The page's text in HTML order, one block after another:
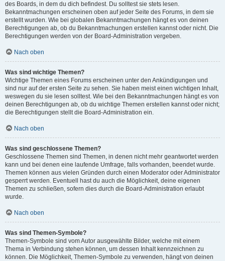
des Boards, in dem du dich befindest. Du solltest sie stets lesen.
Bekanntmachungen erscheinen oben auf jeder Seite des Forums, in dem sie
erstellt wurden. Wie bei globalen Bekanntmachungen hängt es von deinen
Berechtigungen ab, ob du Bekanntmachungen erstellen kannst oder nicht. Die
Berechtigungen werden von der Board-Administration vergeben.
Nach oben
Was sind wichtige Themen?
Wichtige Themen eines Forums erscheinen unter den Ankündigungen und
sind nur auf der ersten Seite zu sehen. Sie haben meist einen wichtigen Inhalt,
weswegen du sie lesen solltest. Wie bei den Bekanntmachungen hängt es von
deinen Berechtigungen ab, ob du wichtige Themen erstellen kannst oder nicht;
die Berechtigungen stellt die Board-Administration ein.
Nach oben
Was sind geschlossene Themen?
Geschlossene Themen sind Themen, in denen nicht mehr geantwortet werden
kann und bei denen eine laufende Umfrage, falls vorhanden, beendet wurde.
Themen können aus vielen Gründen durch einen Moderator oder Administrator
gesperrt werden. Eventuell hast du auch die Möglichkeit, deine eigenen
Themen zu schließen, sofern dies durch die Board-Administration erlaubt
wurde.
Nach oben
Was sind Themen-Symbole?
Themen-Symbole sind vom Autor ausgewählte Bilder, welche mit einem
Thema in Verbindung stehen können, um dessen Inhalt kennzeichnen zu
können. Die Möglichkeit, Themen-Symbole zu verwenden, hängt von deinen